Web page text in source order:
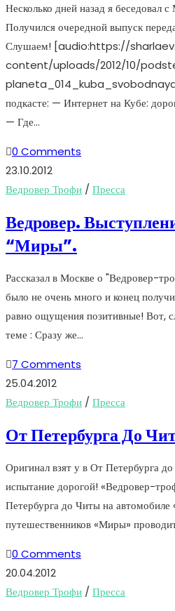
Несколько дней назад я беседовал
Получился очередной выпуск
Слушаем! [audio:https://
content/uploads/2012/10/
подкасте: — Интернет на Кубе:
— Где…
0 Comments
23.10.2012
Ведровер Трофи / Пресса
Ведровер.
“Миры”.
Рассказал в Москве о "Ведровер-
было не очень много и конец
равно ощущения позитивные! Вот,
теме : Сразу же…
7 Comments
25.04.2012
Ведровер Трофи / Пресса
От Петербурга До
Оригинал взят у в От Петербурга
испытание дорогой! «Ведровер-
Петербурга до Читы на автомобиле
путешественников «Миры»
0 Comments
20.04.2012
Ведровер Трофи / Пресса